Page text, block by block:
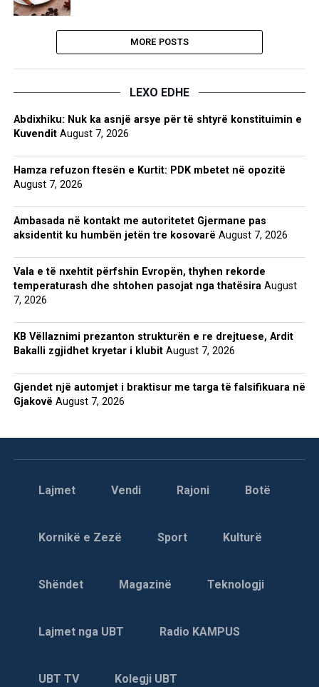
MORE POSTS
LEXO EDHE
Abdixhiku: Nuk ka asnjë arsye për të shtyrë konstituimin e
Kuvendit August 7, 2026
Hamza refuzon ftesën e Kurtit: PDK mbetet në opozitë
August 7, 2026
Ambasada në kontakt me autoritetet Gjermane pas
aksidentit ku humbën jetën tre kosovarë August 7, 2026
Vala e të nxehtit përfshin Evropën, thyhen rekorde
temperaturash dhe shtohen pasojat nga thatësira August
7, 2026
KB Vëllaznimi prezanton strukturën e re drejtuese, Ardit
Bakalli zgjidhet kryetar i klubit August 7, 2026
Gjendet një automjet i braktisur me targa të falsifikuara në
Gjakovë August 7, 2026
Lajmet Vendi Rajoni Botë
Kornikë e Zezë Sport Kulturë
Shëndet Magazinë Teknologji
Lajmet nga UBT Radio KAMPUS
UBT TV Kolegji UBT